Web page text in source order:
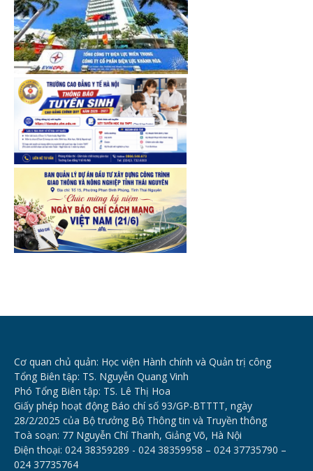
Cơ quan chủ quản: Học viện Hành chính và Quản trị công
Tổng Biên tập: TS. Nguyễn Quang Vinh
Phó Tổng Biên tập: TS. Lê Thị Hoa
Giấy phép hoạt động Báo chí số 93/GP-BTTTT, ngày
28/2/2025 của Bộ trưởng Bộ Thông tin và Truyền thông
Toà soạn: 77 Nguyễn Chí Thanh, Giảng Võ, Hà Nội
Điện thoại: 024 38359289 - 024 38359958 – 024 37735790 –
024 37735764